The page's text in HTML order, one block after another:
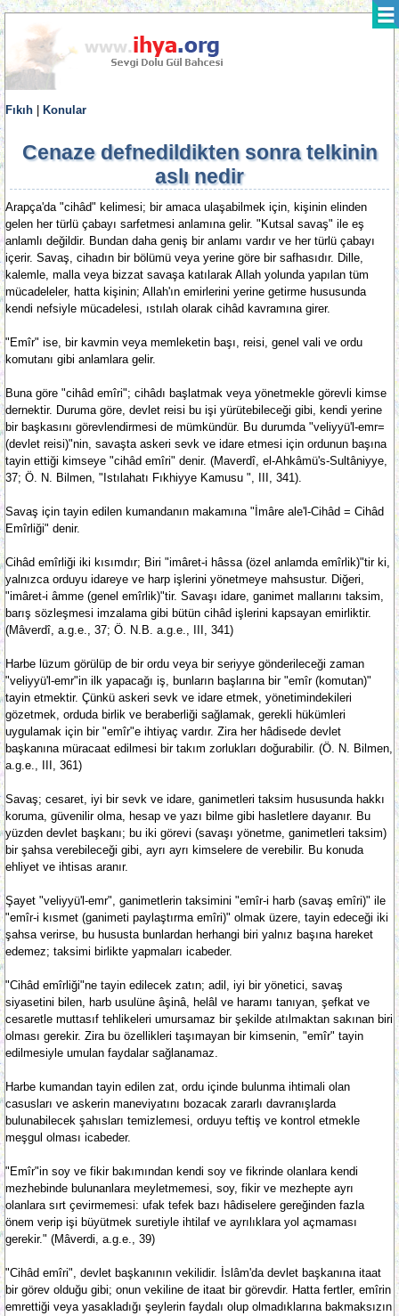
Fıkıh Konular
Cenaze defnedildikten sonra telkinin
aslı nedir
Arapça'da "cihâd" kelimesi; bir amaca ulaşabilmek için, kişinin elinden
gelen her türlü çabayı sarfetmesi anlamına gelir. "Kutsal savaş" ile eş
anlamlı değildir. Bundan daha geniş bir anlamı vardır ve her türlü çabayı
içerir. Savaş, cihadın bir bölümü veya yerine göre bir safhasıdır. Dille,
kalemle, malla veya bizzat savaşa katılarak Allah yolunda yapılan tüm
mücadeleler, hatta kişinin; Allah'ın emirlerini yerine getirme hususunda
kendi nefsiyle mücadelesi, ıstılah olarak cihâd kavramına girer.
"Emîr" ise, bir kavmin veya memleketin başı, reisi, genel vali ve ordu
komutanı gibi anlamlara gelir.
Buna göre "cihâd emîri"; cihâdı başlatmak veya yönetmekle görevli kimse
dernektir. Duruma göre, devlet reisi bu işi yürütebileceği gibi, kendi yerine
bir başkasını görevlendirmesi de mümkündür. Bu durumda "veliyyü'l-emr=
(devlet reisi)"nin, savaşta askeri sevk ve idare etmesi için ordunun başına
tayin ettiği kimseye "cihâd emîri" denir. (Maverdî, el-Ahkâmü's-Sultâniyye,
37; Ö. N. Bilmen, "Istılahatı Fıkhiyye Kamusu ", III, 341).
Savaş için tayin edilen kumandanın makamına "İmâre ale'l-Cihâd = Cihâd
Emîrliği" denir.
Cihâd emîrliği iki kısımdır; Biri "imâret-i hâssa (özel anlamda emîrlik)"tir ki,
yalnızca orduyu idareye ve harp işlerini yönetmeye mahsustur. Diğeri,
"imâret-i âmme (genel emîrlik)"tir. Savaşı idare, ganimet mallarını taksim,
barış sözleşmesi imzalama gibi bütün cihâd işlerini kapsayan emirliktir.
(Mâverdî, a.g.e., 37; Ö. N.B. a.g.e., III, 341)
Harbe lüzum görülüp de bir ordu veya bir seriyye gönderileceği zaman
"veliyyü'l-emr"in ilk yapacağı iş, bunların başlarına bir "emîr (komutan)"
tayin etmektir. Çünkü askeri sevk ve idare etmek, yönetimindekileri
gözetmek, orduda birlik ve beraberliği sağlamak, gerekli hükümleri
uygulamak için bir "emîr"e ihtiyaç vardır. Zira her hâdisede devlet
başkanına müracaat edilmesi bir takım zorlukları doğurabilir. (Ö. N. Bilmen,
a.g.e., III, 361)
Savaş; cesaret, iyi bir sevk ve idare, ganimetleri taksim hususunda hakkı
koruma, güvenilir olma, hesap ve yazı bilme gibi hasletlere dayanır. Bu
yüzden devlet başkanı; bu iki görevi (savaşı yönetme, ganimetleri taksim)
bir şahsa verebileceği gibi, ayrı ayrı kimselere de verebilir. Bu konuda
ehliyet ve ihtisas aranır.
Şayet "veliyyü'l-emr", ganimetlerin taksimini "emîr-i harb (savaş emîri)" ile
"emîr-i kısmet (ganimeti paylaştırma emîri)" olmak üzere, tayin edeceği iki
şahsa verirse, bu hususta bunlardan herhangi biri yalnız başına hareket
edemez; taksimi birlikte yapmaları icabeder.
"Cihâd emîrliği"ne tayin edilecek zatın; adil, iyi bir yönetici, savaş
siyasetini bilen, harb usulüne âşinâ, helâl ve haramı tanıyan, şefkat ve
cesaretle muttasıf tehlikeleri umursamaz bir şekilde atılmaktan sakınan biri
olması gerekir. Zira bu özellikleri taşımayan bir kimsenin, "emîr" tayin
edilmesiyle umulan faydalar sağlanamaz.
Harbe kumandan tayin edilen zat, ordu içinde bulunma ihtimali olan
casusları ve askerin maneviyatını bozacak zararlı davranışlarda
bulunabilecek şahısları temizlemesi, orduyu teftiş ve kontrol etmekle
meşgul olması icabeder.
"Emîr"in soy ve fikir bakımından kendi soy ve fikrinde olanlara kendi
mezhebinde bulunanlara meyletmemesi, soy, fikir ve mezhepte ayrı
olanlara sırt çevirmemesi: ufak tefek bazı hâdiselere gereğinden fazla
önem verip işi büyütmek suretiyle ihtilaf ve ayrılıklara yol açmaması
gerekir." (Mâverdi, a.g.e., 39)
"Cihâd emîri", devlet başkanının vekilidir. İslâm'da devlet başkanına itaat
bir görev olduğu gibi; onun vekiline de itaat bir görevdir. Hatta fertler, emîrin
emrettiği veya yasakladığı şeylerin faydalı olup olmadıklarına bakmaksızın